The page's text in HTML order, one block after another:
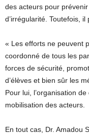
des acteurs pour
d’irrégularité. Toutefois, il
« Les efforts ne peuvent
coordonné de tous les
forces de sécurité,
d’élèves et bien sûr les
Pour lui, l’organisation
mobilisation des acteurs.
En tout cas, Dr. Amadou